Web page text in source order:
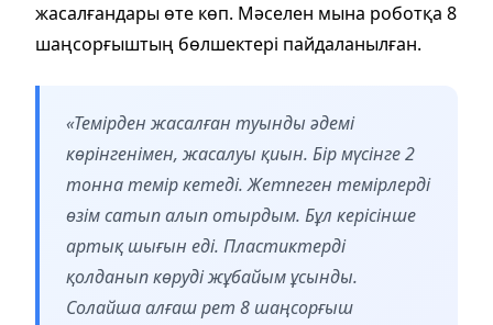
жасалғандары өте көп. Мәселен мына роботқа 8
шаңсорғыштың бөлшектері пайдаланылған.
«Темірден жасалған туынды әдемі
көрінгенімен, жасалуы қиын. Бір мүсінге 2
тонна темір кетеді. Жетпеген темірлерді
өзім сатып алып отырдым. Бұл керісінше
артық шығын еді. Пластиктерді
қолданып көруді жұбайым ұсынды.
Солайша алғаш рет 8 шаңсорғыш